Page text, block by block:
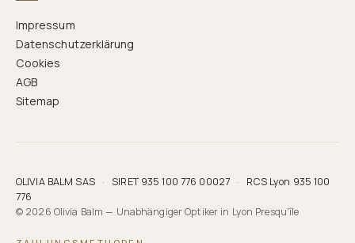
Impressum
Datenschutzerklärung
Cookies
AGB
Sitemap
OLIVIA BALM SAS · SIRET 935 100 776 00027 ·
RCS Lyon 935 100
776
© 2026 Olivia Balm — Unabhängiger Optiker in Lyon Presqu'île